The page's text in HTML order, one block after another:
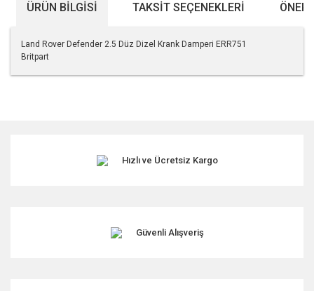
ÜRÜN BILGISI TAKSIT SEÇENEKLERI
Land Rover Defender 2.5 Düz Dizel Krank Damperi ERR751
Britpart
Ürün resmi kalitesiz, bozuk veya görüntülenemiyor.
Ürün fiyatı diğer sitelerden daha pahalı.
Hızlı ve Ücretsiz Kargo
Güvenli Alışveriş